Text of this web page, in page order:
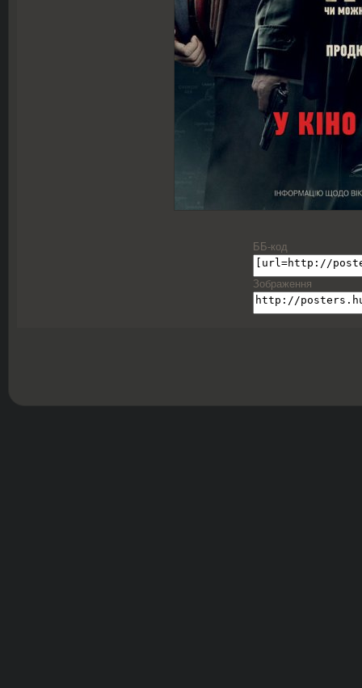
ББ-код
Зображення